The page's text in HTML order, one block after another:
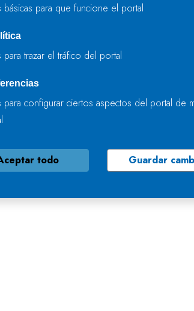
de cauces son competencia
realizada este año en Cantabria
nota de prensa (PDF: 142 KB)
para que funcione el portal
trazar el tráfico del portal
para configurar ciertos aspectos del portal de
todo Guardar